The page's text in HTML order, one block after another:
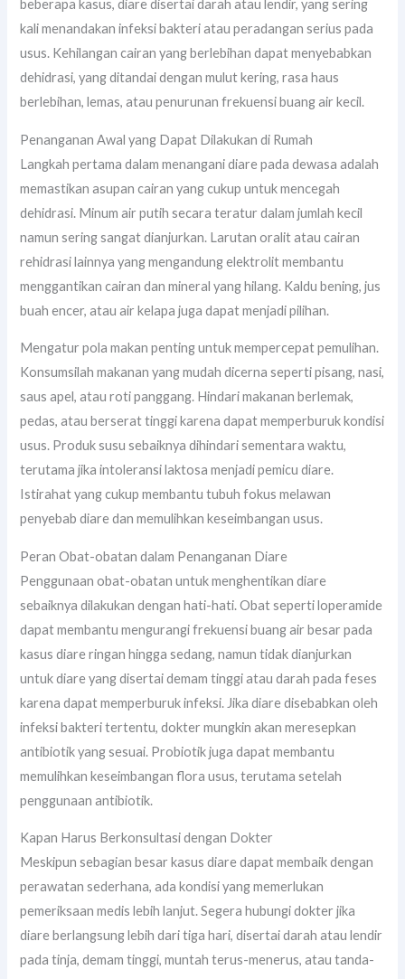
beberapa kasus, diare disertai darah atau lendir, yang sering
kali menandakan infeksi bakteri atau peradangan serius pada
usus. Kehilangan cairan yang berlebihan dapat menyebabkan
dehidrasi, yang ditandai dengan mulut kering, rasa haus
berlebihan, lemas, atau penurunan frekuensi buang air kecil.
Penanganan Awal yang Dapat Dilakukan di Rumah
Langkah pertama dalam menangani diare pada dewasa adalah
memastikan asupan cairan yang cukup untuk mencegah
dehidrasi. Minum air putih secara teratur dalam jumlah kecil
namun sering sangat dianjurkan. Larutan oralit atau cairan
rehidrasi lainnya yang mengandung elektrolit membantu
menggantikan cairan dan mineral yang hilang. Kaldu bening, jus
buah encer, atau air kelapa juga dapat menjadi pilihan.
Mengatur pola makan penting untuk mempercepat pemulihan.
Konsumsilah makanan yang mudah dicerna seperti pisang, nasi,
saus apel, atau roti panggang. Hindari makanan berlemak,
pedas, atau berserat tinggi karena dapat memperburuk kondisi
usus. Produk susu sebaiknya dihindari sementara waktu,
terutama jika intoleransi laktosa menjadi pemicu diare.
Istirahat yang cukup membantu tubuh fokus melawan
penyebab diare dan memulihkan keseimbangan usus.
Peran Obat-obatan dalam Penanganan Diare
Penggunaan obat-obatan untuk menghentikan diare
sebaiknya dilakukan dengan hati-hati. Obat seperti loperamide
dapat membantu mengurangi frekuensi buang air besar pada
kasus diare ringan hingga sedang, namun tidak dianjurkan
untuk diare yang disertai demam tinggi atau darah pada feses
karena dapat memperburuk infeksi. Jika diare disebabkan oleh
infeksi bakteri tertentu, dokter mungkin akan meresepkan
antibiotik yang sesuai. Probiotik juga dapat membantu
memulihkan keseimbangan flora usus, terutama setelah
penggunaan antibiotik.
Kapan Harus Berkonsultasi dengan Dokter
Meskipun sebagian besar kasus diare dapat membaik dengan
perawatan sederhana, ada kondisi yang memerlukan
pemeriksaan medis lebih lanjut. Segera hubungi dokter jika
diare berlangsung lebih dari tiga hari, disertai darah atau lendir
pada tinja, demam tinggi, muntah terus-menerus, atau tanda-